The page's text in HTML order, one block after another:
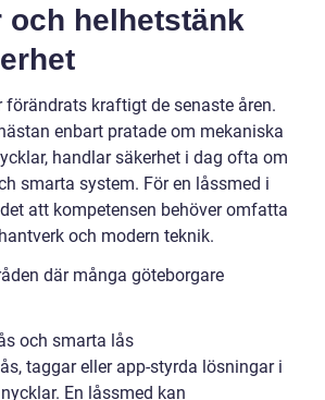
och helhetstänk
förändrats kraftigt de senaste åren.
enbart pratade om mekaniska
handlar säkerhet i dag ofta om
smarta system. För en låssmed i
att kompetensen behöver omfatta
och modern teknik.
där många göteborgare
och smarta lås
taggar eller app-styrda lösningar i
En låssmed kan